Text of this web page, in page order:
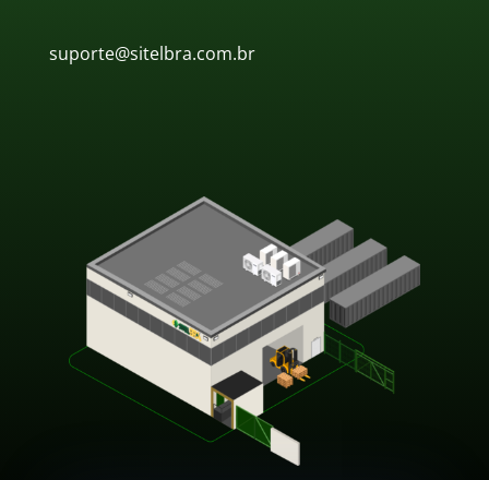
suporte@sitelbra.com.br